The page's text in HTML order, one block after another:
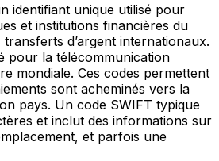
identifiant unique utilisé pour
et institutions financières du
d’argent internationaux.
pour la télécommunication
mondiale. Ces codes permettent
sont acheminés vers la
pays. Un code SWIFT typique
et inclut des informations sur
et parfois une